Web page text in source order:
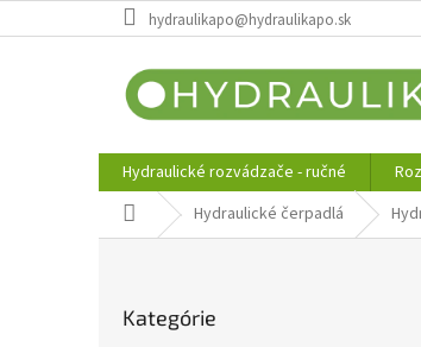
na
hydraulikapo@hydraulikapo.sk
Hydraulické rozvádzače - ručné
DomovHydraulické čerpadlá
kategórie
Kategórie